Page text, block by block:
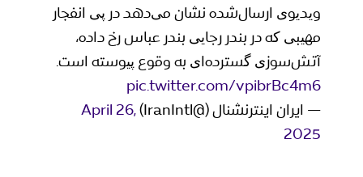
ویدیوی ارسال‌شده نشان می‌دهد در پی انفجار
مهیبی که در بندر رجایی بندر عباس رخ داده،
آتش‌سوزی گسترده‌ای به وقوع پیوسته است.
pic.twitter.com/vpibrBc4m6
— ايران اينترنشنال (@IranIntl)
April 26,
2025